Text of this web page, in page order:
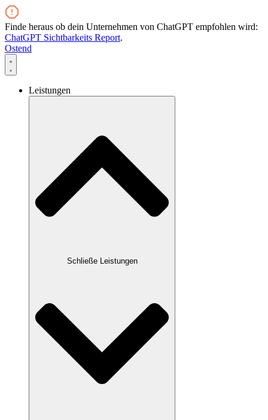
Zum
Inhalt
wechseln
Finde heraus ob dein Unternehmen von ChatGPT empfohlen wird:
ChatGPT Sichtbarkeits Report.
Ostend
Leistungen
Schließe Leistungen